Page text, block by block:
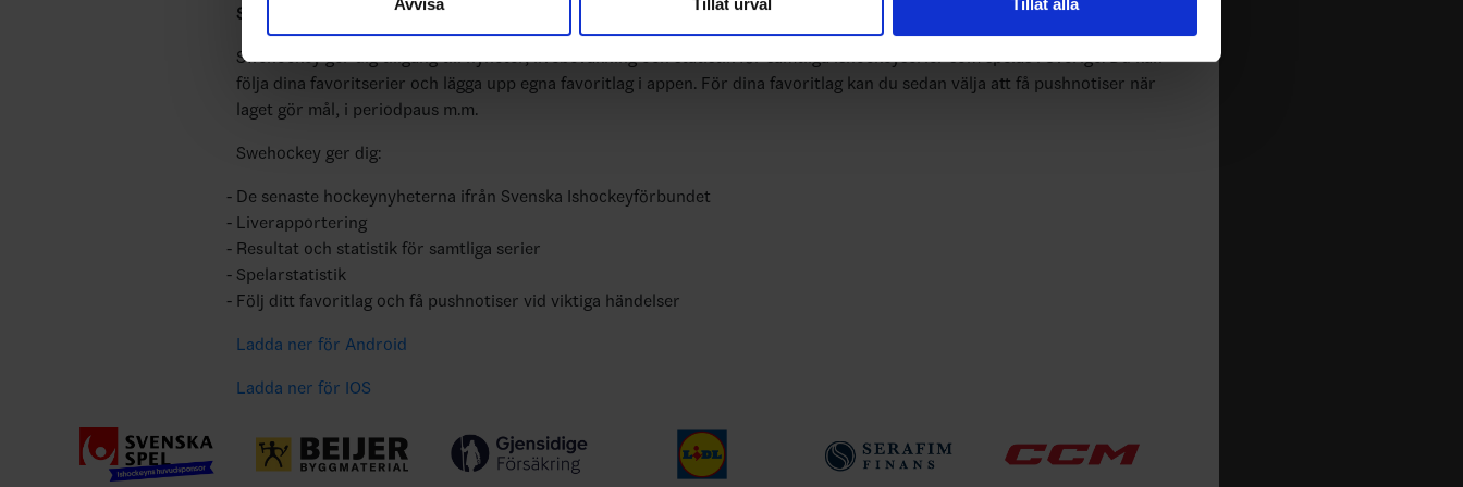
till de sociala medier och annons- och analysföretag som vi samarbetar med. Dessa kan i sin tur kombinera informationen
med annan information som du har tillhandahållit eller som de har samlat in när du har använt deras tjänster.
Avvisa Tillåt urval Tillåt alla
Swehockey – Svenska Ishockeyförbundets officiella app
Swehockey ger dig tillgång till nyheter, livebevakning och statistik för samtliga ishockeyserier som spelas i Sverige. Du kan
följa dina favoritserier och lägga upp egna favoritlag i appen. För dina favoritlag kan du sedan välja att få pushnotiser när
laget gör mål, i periodpaus m.m.
Swehockey ger dig:
De senaste hockeynyheterna ifrån Svenska Ishockeyförbundet
Liverapportering
Resultat och statistik för samtliga serier
Spelarstatistik
Följ ditt favoritlag och få pushnotiser vid viktiga händelser
Ladda ner för Android
Ladda ner för IOS